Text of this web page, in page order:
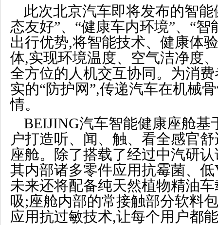
此次北京汽车即将发布的智
态友好”、“健康车内环境”、“
出行优势,将智能技术、健康体
体,实现环境温度、空气洁净度
全方位的人机交互协同。为消
实的“防护网”,传递汽车在机械
情。
BEIJING汽车智能健康座舱基
户打造听、闻、触、看全感官
座舱。除了搭载了经过中汽研
其内部诸多零件应用抗霉菌、
未来还将配备纯天然植物精油
吸;座舱内部的常接触部分软料
应用抗过敏技术,让每个用户都